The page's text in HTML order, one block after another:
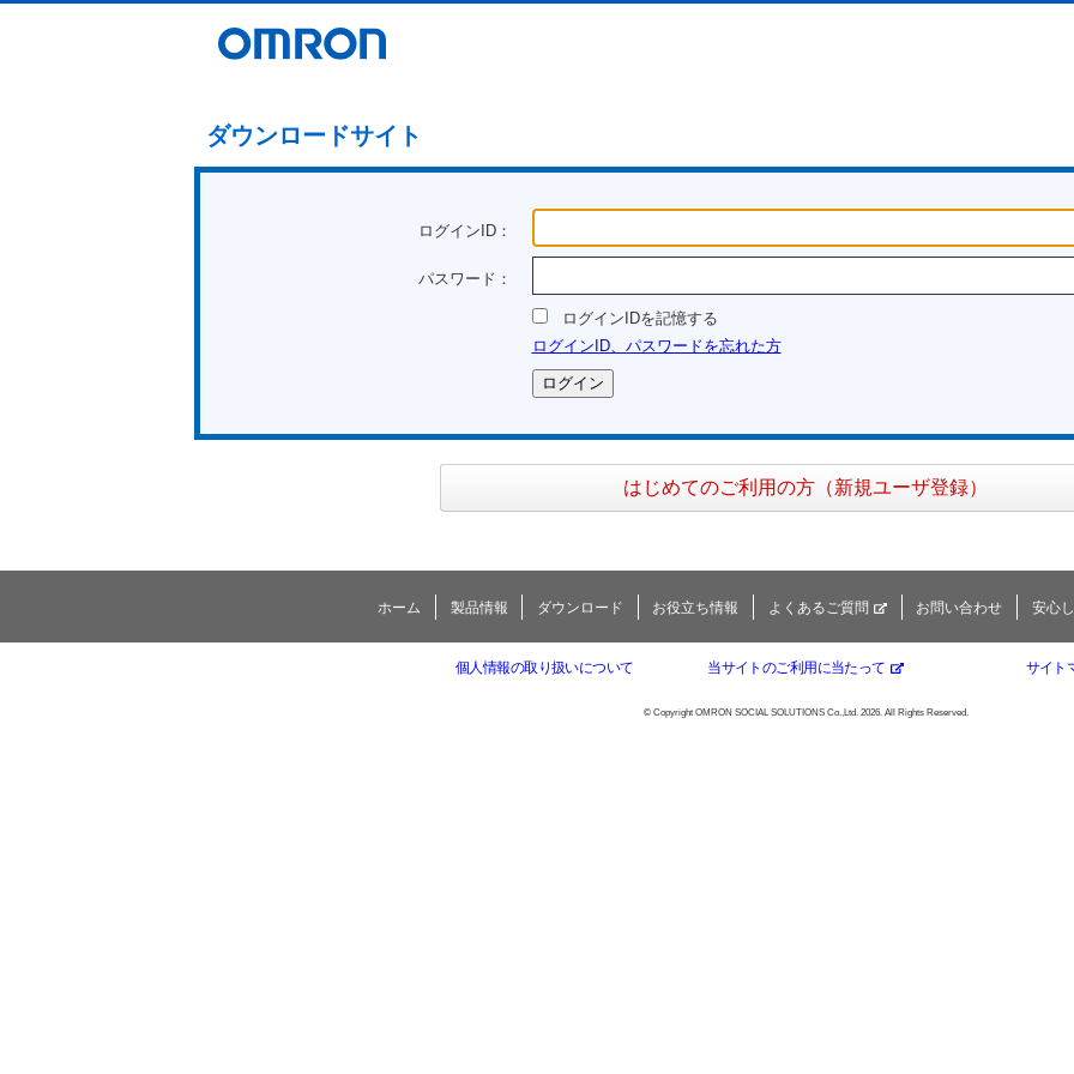
ダウンロードサイト
ログインID：
パスワード：
ログインIDを記憶する
ログインID、パスワードを忘れた方
はじめてのご利用の方（新規ユーザ登録）
ホーム 製品情報 ダウンロード お役立ち情報 よくあるご質問 お問い合わせ 安心
個人情報の取り扱いについて 当サイトのご利用に当たって サイト
© Copyright OMRON SOCIAL SOLUTIONS Co.,Ltd. 2026. All Rights Reserved.